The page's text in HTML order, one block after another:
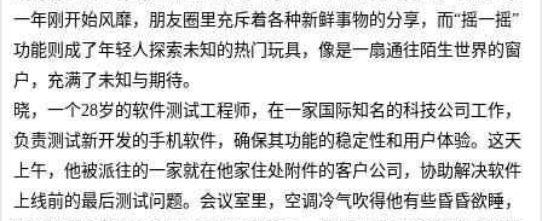
一年刚开始风靡，朋友圈里充斥着各种新鲜事物的分享，而“摇一摇”
功能则成了年轻人探索未知的热门玩具，像是一扇通往陌生世界的窗
户，充满了未知与期待。
晓，一个28岁的软件测试工程师，在一家国际知名的科技公司工作，
负责测试新开发的手机软件，确保其功能的稳定性和用户体验。这天
上午，他被派往的一家就在他家住处附件的客户公司，协助解决软件
上线前的最后测试问题。会议室里，空调冷气吹得他有些昏昏欲睡，